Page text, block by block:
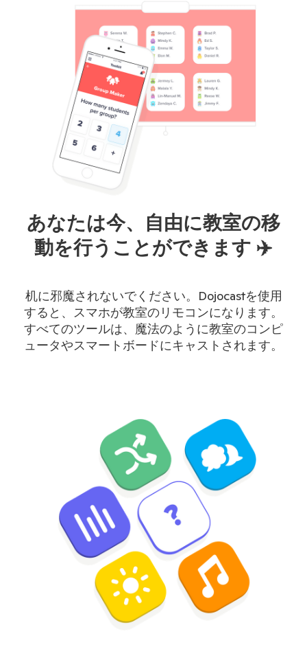
あなたは今、自由に教室の移
動を行うことができます ✈️
机に邪魔されないでください。Dojocastを使用
すると、スマホが教室のリモコンになります。
すべてのツールは、魔法のように教室のコンピ
ュータやスマートボードにキャストされます。